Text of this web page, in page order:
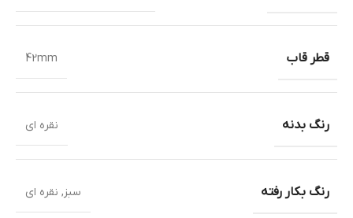
قطر قاب 42mm
رنگ بدنه نقره ای
رنگ بکار رفته سبز, نقره ای